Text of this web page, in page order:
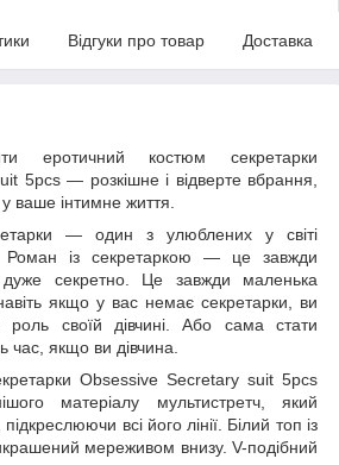
Відгуки про товар Доставка
еротичний костюм секретарки
5pcs — розкішне і відверте вбрання,
ваше інтимне життя.
— один з улюблених у світі
Роман із секретаркою — це завжди
дуже секретно. Це завжди маленька
якщо у вас немає секретарки, ви
своїй дівчині. Або сама стати
час, якщо ви дівчина.
Obsessive Secretary suit 5pcs
матеріалу мультистретч, який
всі його лінії. Білий топ із
мереживом внизу. V-подібний